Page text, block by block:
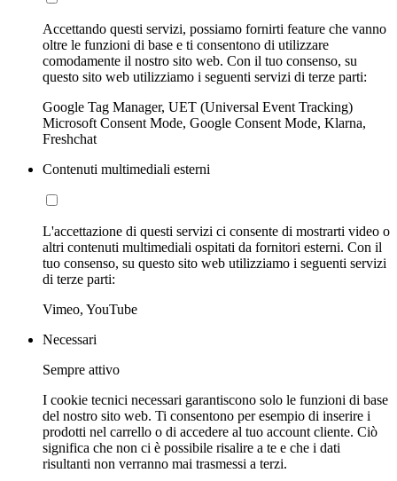
Accettando questi servizi, possiamo fornirti feature che vanno
oltre le funzioni di base e ti consentono di utilizzare
comodamente il nostro sito web. Con il tuo consenso, su
questo sito web utilizziamo i seguenti servizi di terze parti:
Google Tag Manager, UET (Universal Event Tracking)
Microsoft Consent Mode, Google Consent Mode, Klarna,
Freshchat
Contenuti multimediali esterni
L'accettazione di questi servizi ci consente di mostrarti video o
altri contenuti multimediali ospitati da fornitori esterni. Con il
tuo consenso, su questo sito web utilizziamo i seguenti servizi
di terze parti:
Vimeo, YouTube
Necessari
Sempre attivo
I cookie tecnici necessari garantiscono solo le funzioni di base
del nostro sito web. Ti consentono per esempio di inserire i
prodotti nel carrello o di accedere al tuo account cliente. Ciò
significa che non ci è possibile risalire a te e che i dati
risultanti non verranno mai trasmessi a terzi.